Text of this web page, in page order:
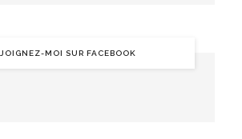
MOI SUR FACEBOOK